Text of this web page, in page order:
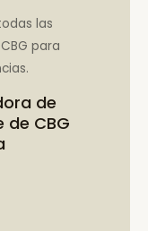
las
para
de
CBG